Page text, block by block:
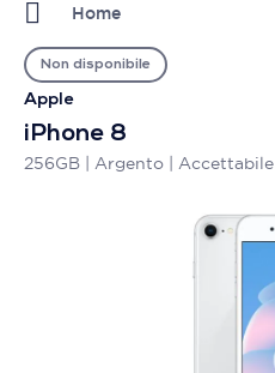
Home
Apple
iPhone 8
256GB | Argento | Accettabile
Non disponibile